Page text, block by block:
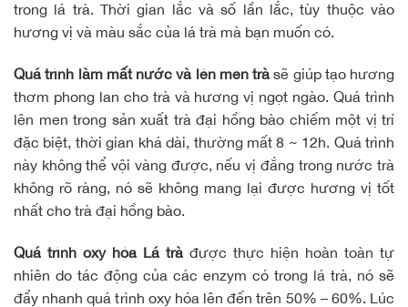
trong lá trà. Thời gian lắc và số lần lắc, tùy thuộc vào
hương vị và màu sắc của lá trà mà bạn muốn có.
Quá trình làm mất nước và lên men trà sẽ giúp tạo hương
thơm phong lan cho trà và hương vị ngọt ngào. Quá trình
lên men trong sản xuất trà đại hồng bào chiếm một vị trí
đặc biệt, thời gian khá dài, thường mất 8 ~ 12h. Quá trình
này không thể vội vàng được, nếu vị đắng trong nước trà
không rõ ràng, nó sẽ không mang lại được hương vị tốt
nhất cho trà đại hồng bào.
Quá trình oxy hóa Lá trà được thực hiện hoàn toàn tự
nhiên do tác động của các enzym có trong lá trà, nó sẽ
đẩy nhanh quá trình oxy hóa lên đến trên 50% – 60%. Lúc